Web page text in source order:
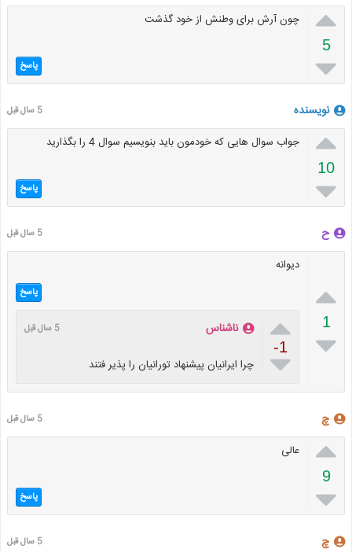

5

چون آرش برای وطنش از خود گذشت
پاسخ
نویسنده 5 سال قبل

10

جواب سوال هایی که خودمون باید بنویسیم سوال 4 را بگذارید
پاسخ
ح 5 سال قبل

1

دیوانه
پاسخ

-1

ناشناس 5 سال قبل
چرا ایرانیان پیشنهاد تورانیان را پذیر فتند
چ 5 سال قبل

9

عالی
پاسخ
چ 5 سال قبل